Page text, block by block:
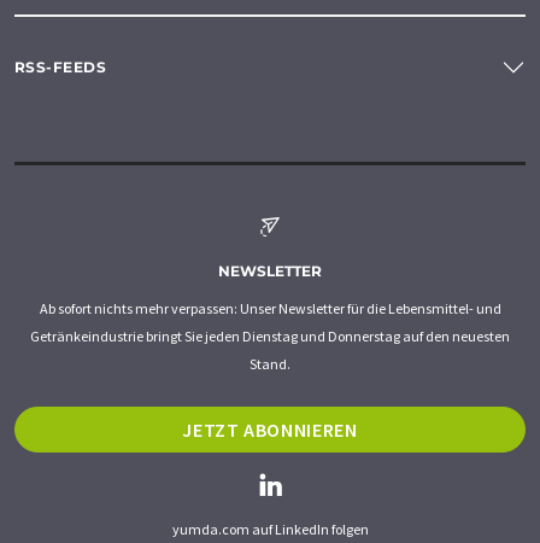
RSS-FEEDS
NEWSLETTER
Ab sofort nichts mehr verpassen: Unser Newsletter für die Lebensmittel- und
Getränkeindustrie bringt Sie jeden Dienstag und Donnerstag auf den neuesten
Stand.
JETZT ABONNIEREN
yumda.com auf LinkedIn folgen